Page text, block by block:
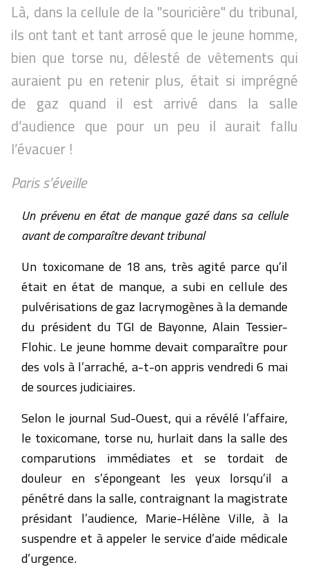
Là, dans la cellule de la "souricière" du tribunal,
ils ont tant et tant arrosé que le jeune homme,
bien que torse nu, délesté de vêtements qui
auraient pu en retenir plus, était si imprégné
de gaz quand il est arrivé dans la salle
d’audience que pour un peu il aurait fallu
l’évacuer !
Paris s’éveille
Un prévenu en état de manque gazé dans sa cellule
avant de comparaître devant tribunal
Un toxicomane de 18 ans, très agité parce qu’il
était en état de manque, a subi en cellule des
pulvérisations de gaz lacrymogènes à la demande
du président du TGI de Bayonne, Alain Tessier-
Flohic. Le jeune homme devait comparaître pour
des vols à l’arraché, a-t-on appris vendredi 6 mai
de sources judiciaires.
Selon le journal Sud-Ouest, qui a révélé l’affaire,
le toxicomane, torse nu, hurlait dans la salle des
comparutions immédiates et se tordait de
douleur en s’épongeant les yeux lorsqu’il a
pénétré dans la salle, contraignant la magistrate
présidant l’audience, Marie-Hélène Ville, à la
suspendre et à appeler le service d’aide médicale
d’urgence.